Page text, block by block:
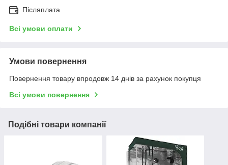
Післяплата
Всі умови оплати
Умови повернення
Повернення товару впродовж 14 днів за рахунок покупця
Всі умови повернення
Подібні товари компанії